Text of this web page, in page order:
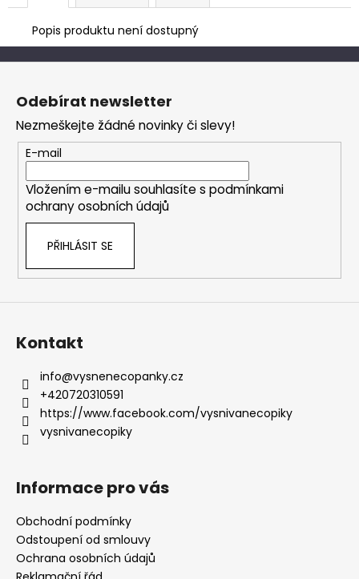
Popis produktu není dostupný
Z
Odebírat newsletter
Nezmeškejte žádné novinky či slevy!
E-mail
Vložením e-mailu souhlasíte s podmínkami
ochrany osobních údajů
PŘIHLÁSIT SE
Kontakt
info@vysnenecopanky.cz
+420720310591
https://www.facebook.com/vysnivanecopiky
vysnivanecopiky
Informace pro vás
Obchodní podmínky
Odstoupení od smlouvy
Ochrana osobních údajů